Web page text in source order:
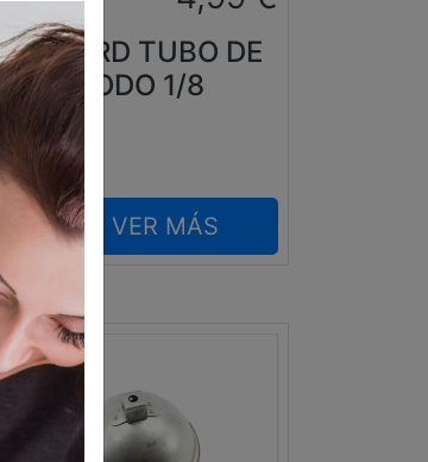
RACORD TUBO DE
CODO 1/8
VER MÁS